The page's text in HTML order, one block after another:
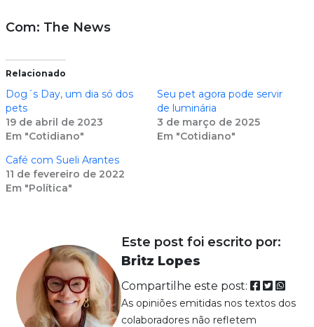
Com: The News
Relacionado
Dog´s Day, um dia só dos
pets
19 de abril de 2023
Em "Cotidiano"
Seu pet agora pode servir
de luminária
3 de março de 2025
Em "Cotidiano"
Café com Sueli Arantes
11 de fevereiro de 2022
Em "Política"
Este post foi escrito por:
Britz Lopes
Compartilhe este post:
As opiniões emitidas nos textos dos
colaboradores não refletem